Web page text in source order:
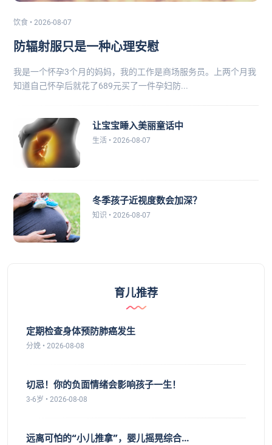
饮食 • 2026-08-07
防辐射服只是一种心理安慰
我是一个怀孕3个月的妈妈，我的工作是商场服务员。上两个月我
知道自己怀孕后就花了689元买了一件孕妇防...
让宝宝睡入美丽童话中
生活 • 2026-08-07
冬季孩子近视度数会加深？
知识 • 2026-08-07
育儿推荐
定期检查身体预防肺癌发生
分娩 • 2026-08-08
切忌！你的负面情绪会影响孩子一生！
3-6岁 • 2026-08-08
远离可怕的“小儿推拿”，婴儿摇晃综合...